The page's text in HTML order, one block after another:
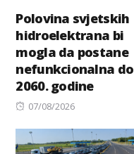
Polovina svjetskih
hidroelektrana bi
mogla da postane
nefunkcionalna do
2060. godine
Posted
07/08/2026